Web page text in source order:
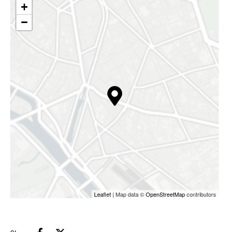
+
−
Leaflet | Map data ©OpenStreetMapcontributors